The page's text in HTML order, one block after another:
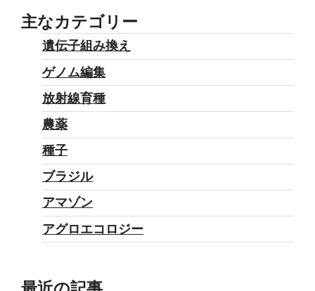
主なカテゴリー
遺伝子組み換え
ゲノム編集
放射線育種
農薬
種子
ブラジル
アマゾン
アグロエコロジー